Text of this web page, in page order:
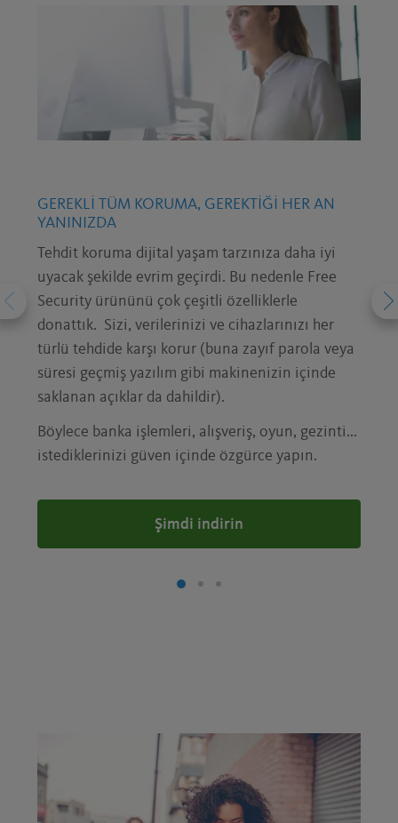
GEREKLI TÜM KORUMA, GEREKTIĞI HER AN
YANINIZDA
Tehdit koruma dijital yaşam tarzınıza daha iyi
uyacak şekilde evrim geçirdi. Bu nedenle Free
Security ürününü çok çeşitli özelliklerle
donattık. Sizi, verilerinizi ve cihazlarınızı her
türlü tehdide karşı korur (buna zayıf parola veya
süresi geçmiş yazılım gibi makinenizin içinde
saklanan açıklar da dahildir).
Böylece banka işlemleri, alışveriş, oyun, gezinti...
istediklerinizi güven içinde özgürce yapın.
Şimdi indirin